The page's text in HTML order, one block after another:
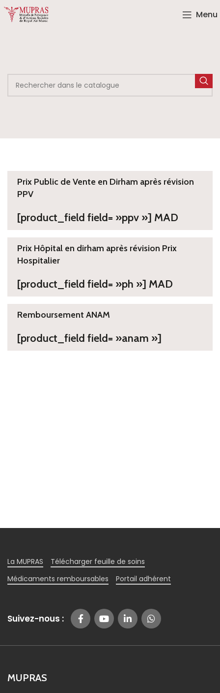
Menu
Prix Public de Vente en Dirham après révision
PPV
[product_field field= »ppv »] MAD
Prix Hôpital en dirham après révision Prix
Hospitalier
[product_field field= »ph »] MAD
Remboursement ANAM
[product_field field= »anam »]
La MUPRAS
Télécharger feuille de soins
Médicaments remboursables
Portail adhérent
Suivez-nous :
MUPRAS